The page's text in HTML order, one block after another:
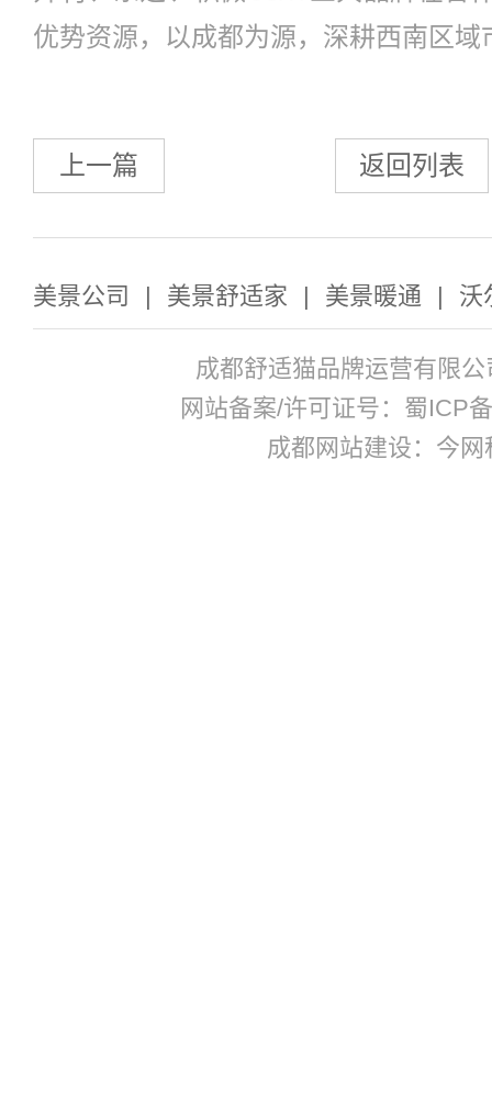
优势资源，以成都为源，深耕西南区域
上一篇 返回列表
美景公司 | 美景舒适家 | 美景暖通 | 沃
成都舒适猫品牌运营有限
网站备案/许可证号：蜀ICP
成都网站建设：今